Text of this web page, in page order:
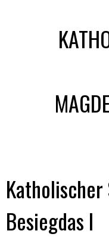
Katholischer
Besiegdas I